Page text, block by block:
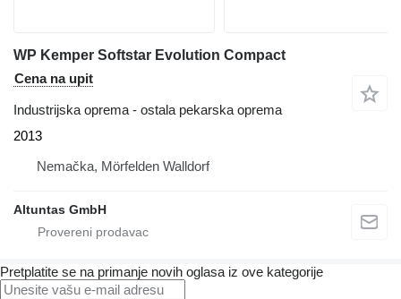
WP Kemper Softstar Evolution Compact
Cena na upit
Industrijska oprema - ostala pekarska oprema
2013
Nemačka, Mörfelden Walldorf
Altuntas GmbH
Pretplatite se na primanje novih oglasa iz ove kategorije